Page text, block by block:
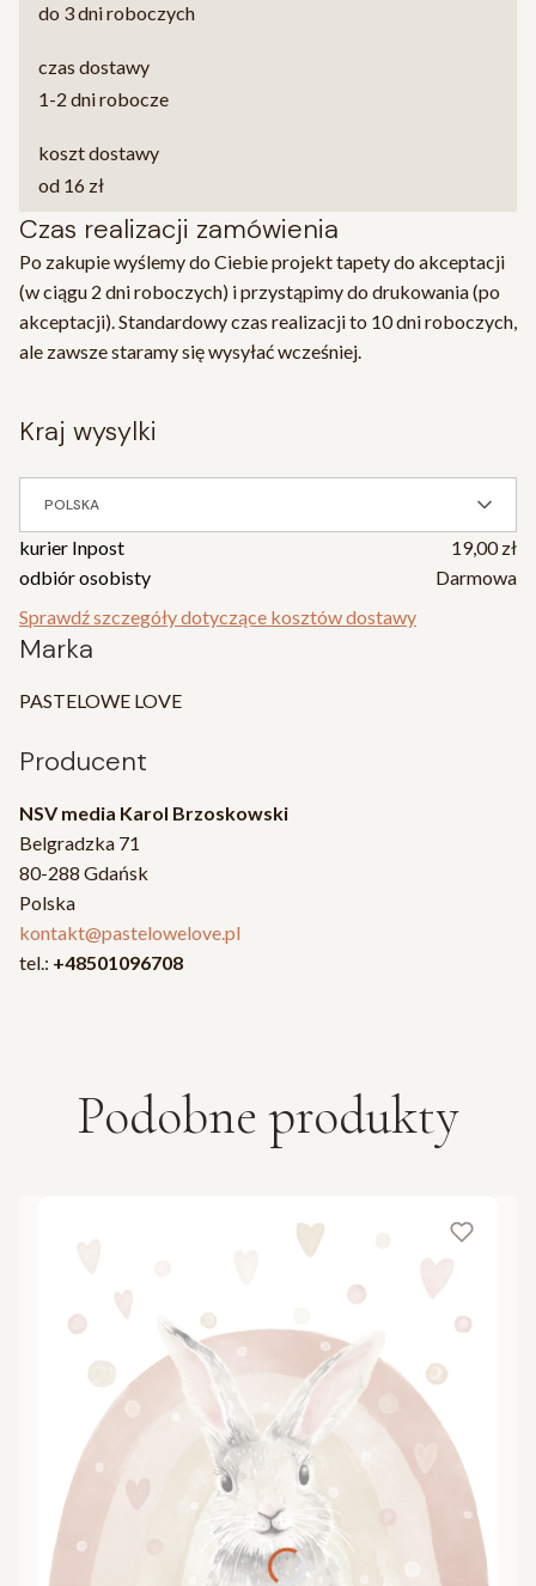
do 3 dni roboczych
czas dostawy
1-2 dni robocze
koszt dostawy
od 16 zł
Czas realizacji zamówienia
Po zakupie wyślemy do Ciebie projekt tapety do akceptacji
(w ciągu 2 dni roboczych) i przystąpimy do drukowania (po
akceptacji). Standardowy czas realizacji to 10 dni roboczych,
ale zawsze staramy się wysyłać wcześniej.
kraj wysylki
POLSKA
kurier Inpost
19,00 zł
odbiór osobisty
Darmowa
Sprawdź szczegóły dotyczące kosztów dostawy
Marka
PASTELOWE LOVE
Producent
NSV media Karol Brzoskowski
Belgradzka 71
80-288 Gdańsk
Polska
kontakt@pastelowelove.pl
tel.: +48501096708
Podobne produkty